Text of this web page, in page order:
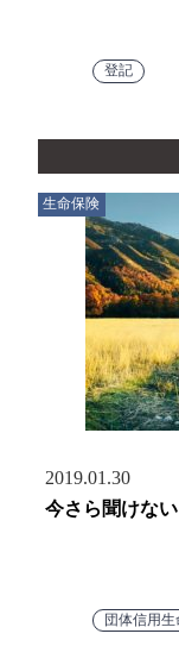
登記
生命保険
2019.01.30
今さら聞けな
団体信用生